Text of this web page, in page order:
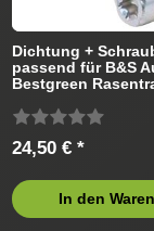
Dichtung +
passend für B&S
Bestgreen
24,50 € *
In den